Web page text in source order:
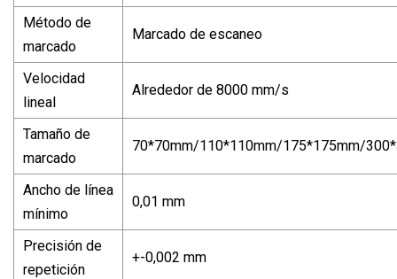
Método de
marcado
Marcado de escaneo
Velocidad
lineal
Alrededor de 8000 mm/s
Tamaño de
marcado
70*70mm/110*110mm/175*175mm/
Ancho de línea
mínimo
0,01 mm
Precisión de
repetición
+-0,002 mm